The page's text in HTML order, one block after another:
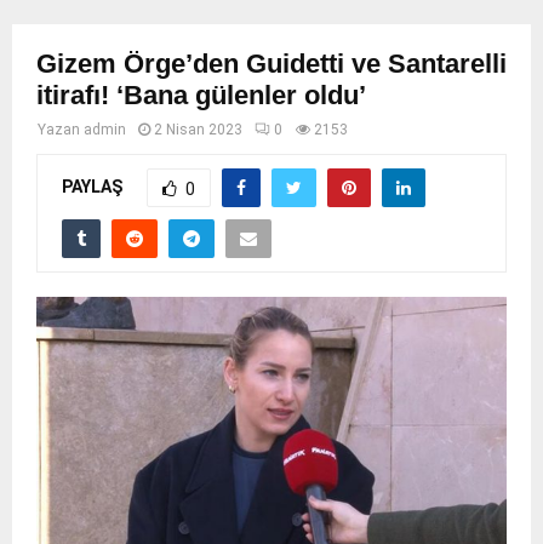
Gizem Örge’den Guidetti ve Santarelli
itirafı! ‘Bana gülenler oldu’
Yazan admin 2 Nisan 2023 0 2153
PAYLAŞ 0